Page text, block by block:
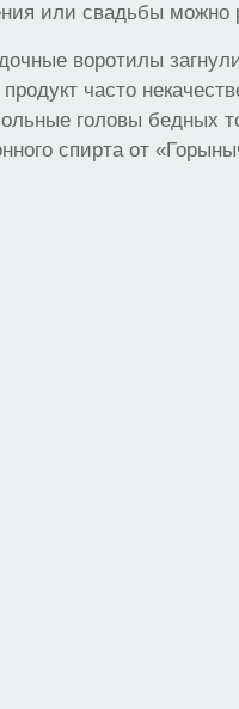
или свадьбы можно
воротилы
продукт часто
головы бедных
спирта от